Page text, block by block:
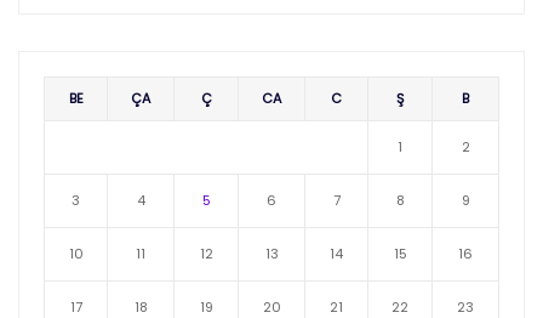
BE ÇA Ç CA C Ş B
1 2
3 4 5 6 7 8 9
10 11 12 13 14 15 16
17 18 19 20 21 22 23